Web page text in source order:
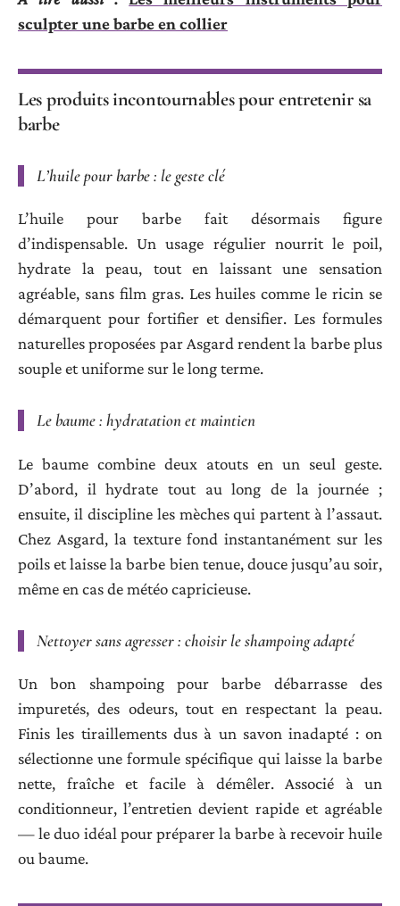
sculpter une barbe en collier
Les produits incontournables pour entretenir sa
barbe
L’huile pour barbe : le geste clé
L’huile pour barbe fait désormais figure
d’indispensable. Un usage régulier nourrit le poil,
hydrate la peau, tout en laissant une sensation
agréable, sans film gras. Les huiles comme le ricin se
démarquent pour fortifier et densifier. Les formules
naturelles proposées par Asgard rendent la barbe plus
souple et uniforme sur le long terme.
Le baume : hydratation et maintien
Le baume combine deux atouts en un seul geste.
D’abord, il hydrate tout au long de la journée ;
ensuite, il discipline les mèches qui partent à l’assaut.
Chez Asgard, la texture fond instantanément sur les
poils et laisse la barbe bien tenue, douce jusqu’au soir,
même en cas de météo capricieuse.
Nettoyer sans agresser : choisir le shampoing adapté
Un bon shampoing pour barbe débarrasse des
impuretés, des odeurs, tout en respectant la peau.
Finis les tiraillements dus à un savon inadapté : on
sélectionne une formule spécifique qui laisse la barbe
nette, fraîche et facile à démêler. Associé à un
conditionneur, l’entretien devient rapide et agréable
— le duo idéal pour préparer la barbe à recevoir huile
ou baume.